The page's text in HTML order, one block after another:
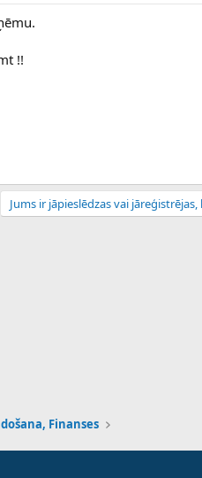
!!
Jums ir jāpieslēdzas vai
Finanses